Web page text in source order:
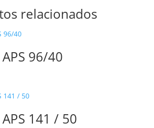
relacionados
96/40
141 / 50